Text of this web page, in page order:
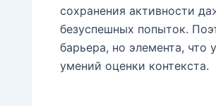
сохранения активности
безуспешных попыток.
барьера, но элемента, что
умений оценки контекста.